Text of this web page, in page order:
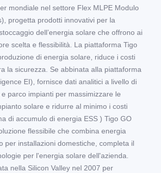
mondiale nel settore Flex MLPE Modulo
progetta prodotti innovativi per la
dell’energia solare che offrono ai
scelta e flessibilità. La piattaforma Tigo
di energia solare, riduce i costi
la sicurezza. Se abbinata alla piattaforma
EI), fornisce dati analitici a livello di
parco impianti per massimizzare le
solare e ridurre al minimo i costi
di accumulo di energia ESS ) Tigo GO
flessibile che combina energia
per installazioni domestiche, completa il
per l'energia solare dell'azienda.
nella Silicon Valley nel 2007 per